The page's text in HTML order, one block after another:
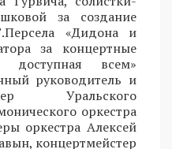
за создание
«Дидона и
за концертные
доступная всем»
руководитель и
Уральского
оркестра
оркестра Алексей
концертмейстер